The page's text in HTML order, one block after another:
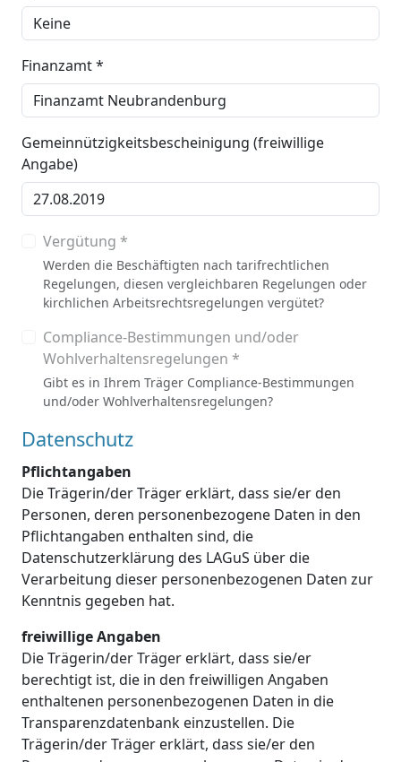
Finanzamt *
Gemeinnützigkeitsbescheinigung (freiwillige
Angabe)
Vergütung *
Werden die Beschäftigten nach tarifrechtlichen
Regelungen, diesen vergleichbaren Regelungen oder
kirchlichen Arbeitsrechtsregelungen vergütet?
Compliance-Bestimmungen und/oder
Wohlverhaltensregelungen *
Gibt es in Ihrem Träger Compliance-Bestimmungen
und/oder Wohlverhaltensregelungen?
Datenschutz
Pflichtangaben
Die Trägerin/der Träger erklärt, dass sie/er den
Personen, deren personenbezogene Daten in den
Pflichtangaben enthalten sind, die
Datenschutzerklärung des LAGuS über die
Verarbeitung dieser personenbezogenen Daten zur
Kenntnis gegeben hat.
freiwillige Angaben
Die Trägerin/der Träger erklärt, dass sie/er
berechtigt ist, die in den freiwilligen Angaben
enthaltenen personenbezogenen Daten in die
Transparenzdatenbank einzustellen. Die
Trägerin/der Träger erklärt, dass sie/er den